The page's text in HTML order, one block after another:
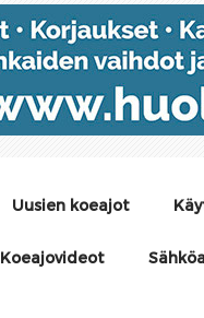
Uusien koeajot
Koeajovideot